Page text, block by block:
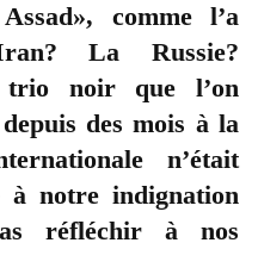
comme l’a
La Russie?
noir que l’on
des mois à la
n’était
à notre indignation
réfléchir à nos